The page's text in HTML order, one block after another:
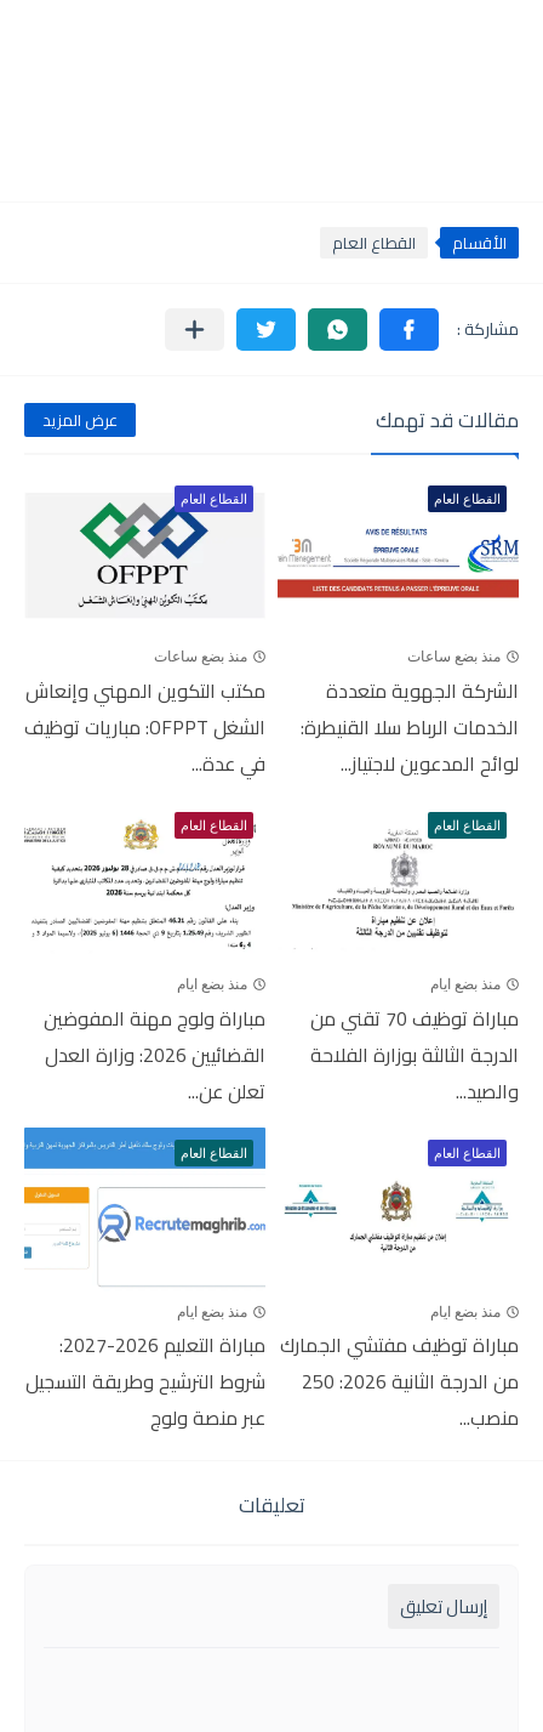
الأقسام القطاع العام
مقالات قد تهمك عرض المزيد
القطاع العام
منذ بضع ساعات
الشركة الجهوية متعددة
الخدمات الرباط سلا القنيطرة:
لوائح المدعوين لاجتياز...
القطاع العام
منذ بضع ساعات
مكتب التكوين المهني وإنعاش
الشغل OFPPT: مباريات توظيف
في عدة...
القطاع العام
منذ بضع ايام
مباراة توظيف 70 تقني من
الدرجة الثالثة بوزارة الفلاحة
والصيد...
القطاع العام
منذ بضع ايام
مباراة ولوج مهنة المفوضين
القضائيين 2026: وزارة العدل
تعلن عن...
القطاع العام
منذ بضع ايام
مباراة توظيف مفتشي الجمارك
من الدرجة الثانية 2026: 250
منصب...
القطاع العام
منذ بضع ايام
مباراة التعليم 2026-2027:
شروط الترشيح وطريقة التسجيل
عبر منصة ولوج
تعليقات
إرسال تعليق